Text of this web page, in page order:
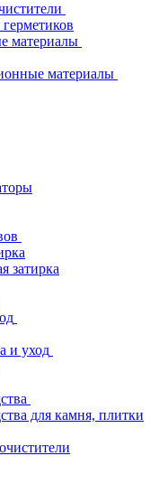
материалы
материалы
затирка
и уход
для камня, плитки